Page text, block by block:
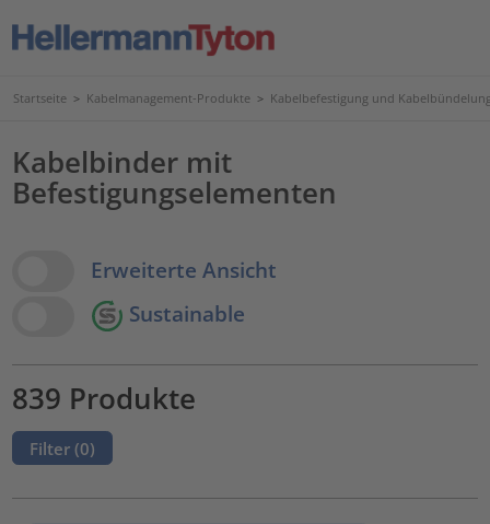
Startseite > Kabelmanagement-Produkte > Kabelbefestigung und
Kabelbinder mit
Befestigungselementen
View OptionsErweiterte Ansicht
Sustainable
839 Produkte
Filter (0)